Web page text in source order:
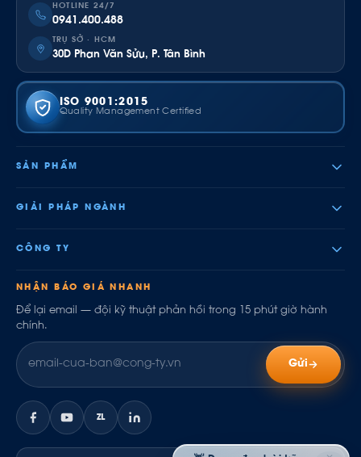
HOTLINE 24/7
0941.400.488
TRỤ SỞ · HCM
30D Phan Văn Sửu, P. Tân Bình
ISO 9001:2015
Quality Management Certified
SẢN PHẨM
GIẢI PHÁP NGÀNH
CÔNG TY
NHẬN BÁO GIÁ NHANH
Để lại email — đội kỹ thuật phản hồi trong 15 phút giờ hành
chính.
Gửi
ZL